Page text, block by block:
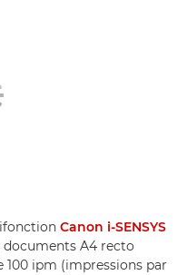
Canon i-SENSYS
A4 recto
100 ipm (impressions par